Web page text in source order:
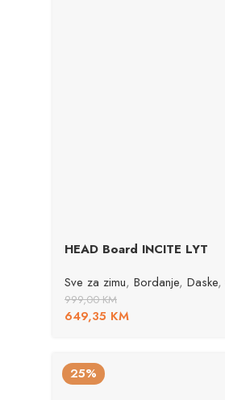
HEAD Board INCITE LYT
Sve za zimu, Bordanje, Daske,
999,00KM
649,35 KM
25%